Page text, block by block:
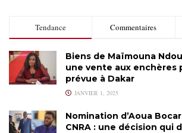
Tendance Commentaires
Biens de Maïmouna
une vente aux enchères
prévue à Dakar
JANVIER 1, 2025
Nomination d’Aoua
CNRA : une décision qui